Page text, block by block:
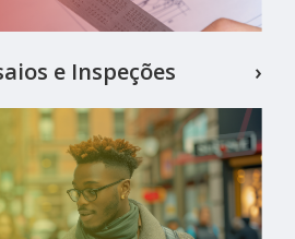
e Inspeções ›